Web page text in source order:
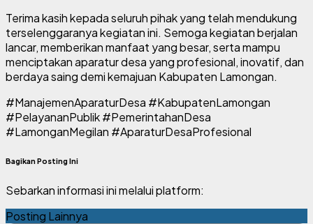
Terima kasih kepada seluruh pihak yang telah mendukung
terselenggaranya kegiatan ini. Semoga kegiatan berjalan
lancar, memberikan manfaat yang besar, serta mampu
menciptakan aparatur desa yang profesional, inovatif, dan
berdaya saing demi kemajuan Kabupaten Lamongan.
#ManajemenAparaturDesa #KabupatenLamongan
#PelayananPublik #PemerintahanDesa
#LamonganMegilan #AparaturDesaProfesional
Bagikan Posting Ini
Sebarkan informasi ini melalui platform:
Posting Lainnya